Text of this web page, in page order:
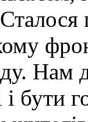
Нам
бути